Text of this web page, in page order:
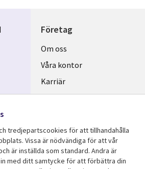
Företag
Useful
links
SWEDEN
Om oss
Våra kontor
Karriär
Hållbarhet
tredjepartscookies för att tillhandahålla
Vissa är nödvändiga för att vår
är inställda som standard. Andra är
med ditt samtycke för att förbättra din